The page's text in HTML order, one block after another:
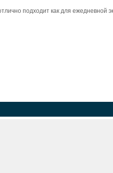
подходит как для ежедневной